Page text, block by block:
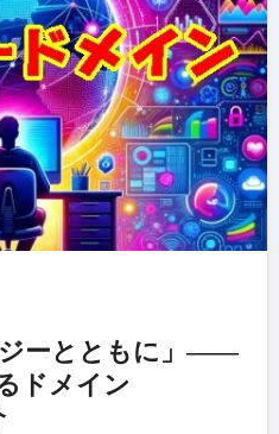
ジーとともに」――
ドメイン